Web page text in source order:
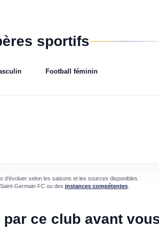
sportifs
Football féminin
d’évoluer selon les saisons et les sources disponibles.
Germain FCou des instances compétentes.
ce club avant